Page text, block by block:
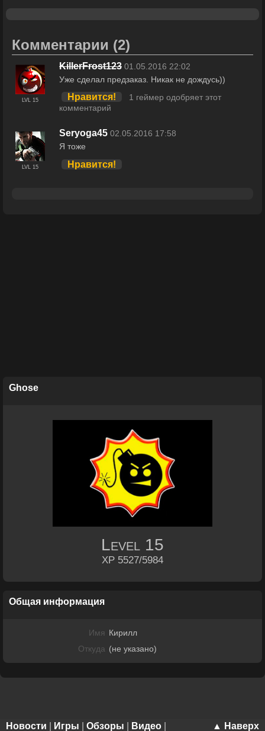
Комментарии (2)
LVL 15
KillerFrost123 01.05.2016 22:02
Уже сделал предзаказ. Никак не дождусь))
Нравится!
1 геймер одобряет этот
комментарий
LVL 15
Seryoga45 02.05.2016 17:58
Я тоже
Нравится!
Ghose
Level 15
XP 5527/5984
Общая информация
Имя Кирилл
Откуда (не указано)
▲ Наверх
Новости Игры Обзоры Видео